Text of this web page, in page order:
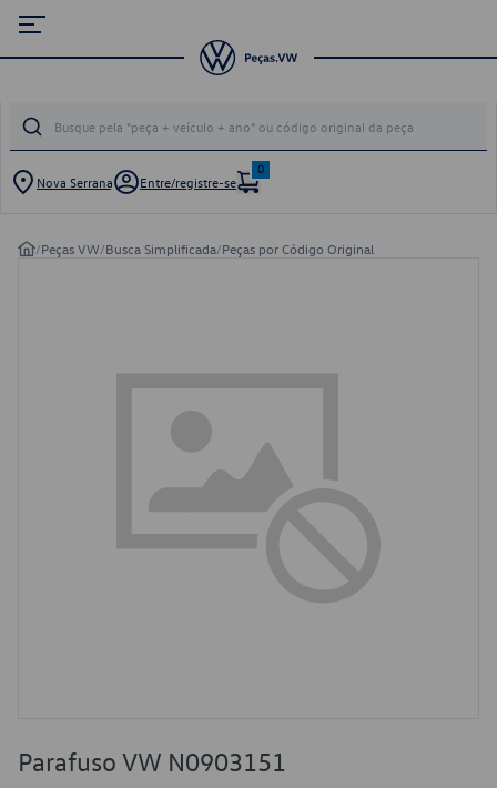
Nova Serrana Entre/registre-se
0
/Peças VW/Busca Simplificada/Peças por Código Original
Parafuso VW N0903151